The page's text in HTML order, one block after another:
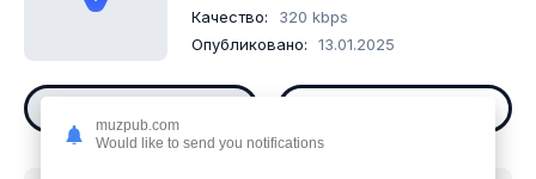
Качество:
320 kbps
Опубликовано:
13.01.2025
muzpub.com
Would like to send you notifications